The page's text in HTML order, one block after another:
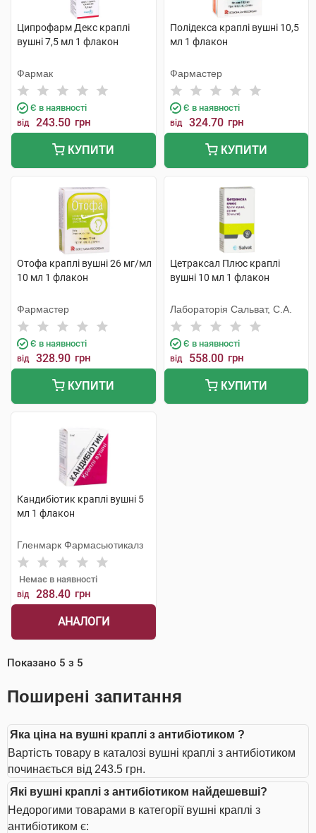
Ципрофарм Декс краплі
вушні 7,5 мл 1 флакон
Фармак
Є в наявності
від 243.50 грн
КУПИТИ
Полідекса краплі вушні 10,5
мл 1 флакон
Фармастер
Є в наявності
від 324.70 грн
КУПИТИ
Отофа краплі вушні 26 мг/мл
10 мл 1 флакон
Фармастер
Є в наявності
від 328.90 грн
КУПИТИ
Цетраксал Плюс краплі
вушні 10 мл 1 флакон
Лабораторія Сальват, С.А.
Є в наявності
від 558.00 грн
КУПИТИ
Кандибіотик краплі вушні 5
мл 1 флакон
Гленмарк Фармасьютикалз
Немає в наявності
від 288.40 грн
АНАЛОГИ
Показано 5 з 5
Поширені запитання
Яка ціна на вушні краплі з антибіотиком ?
Вартість товару в каталозі вушні краплі з антибіотиком
починається від 243.5 грн.
Які вушні краплі з антибіотиком найдешевші?
Недорогими товарами в категорії вушні краплі з
антибіотиком є: